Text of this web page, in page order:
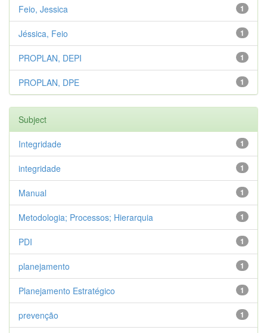
1
Feio, Jessica
1
Jéssica, Feio
1
PROPLAN, DEPI
1
PROPLAN, DPE
Subject
1
Integridade
1
integridade
1
Manual
1
Metodologia; Processos; Hierarquia
1
PDI
1
planejamento
1
Planejamento Estratégico
1
prevenção